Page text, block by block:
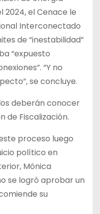
2024, el Cenace le
Interconectado
de “inestabilidad”
“expuesto
“Y no
se concluye.
deberán conocer
de Fiscalización.
proceso luego
político en
Mónica
se logró aprobar un
su